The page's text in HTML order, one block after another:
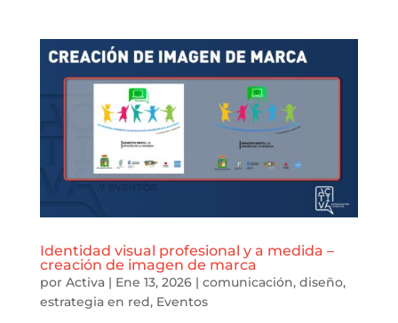
Identidad visual profesional y a medida –
creación de imagen de marca
por Activa| Ene 13, 2026| comunicación, diseño,
estrategia en red, Eventos